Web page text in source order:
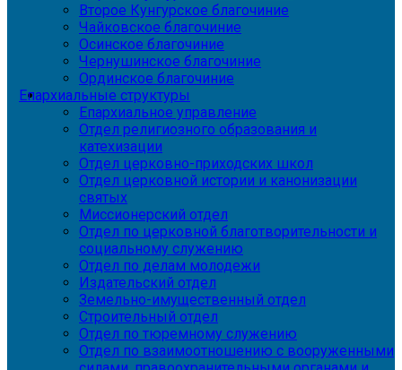
Второе Кунгурское благочиние
Чайковское благочиние
Осинское благочиние
Чернушинское благочиние
Ординское благочиние
Епархиальные структуры
Епархиальное управление
Отдел религиозного образования и
катехизации
Отдел церковно-приходских школ
Отдел церковной истории и канонизации
святых
Миссионерский отдел
Отдел по церковной благотворительности и
социальному служению
Отдел по делам молодежи
Издательский отдел
Земельно-имущественный отдел
Строительный отдел
Отдел по тюремному служению
Отдел по взаимоотношению с вооруженными